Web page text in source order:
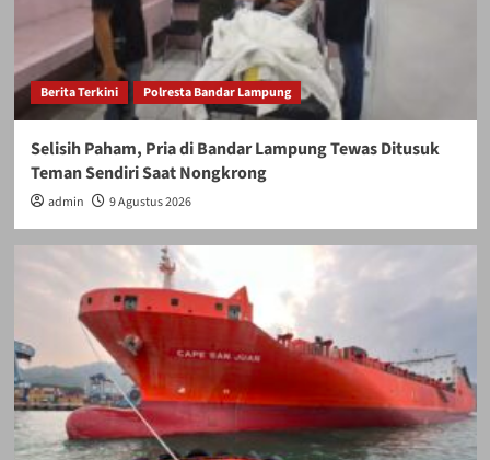
Berita Terkini Polresta Bandar Lampung
Selisih Paham, Pria di Bandar Lampung Tewas Ditusuk
Teman Sendiri Saat Nongkrong
admin 9 Agustus 2026